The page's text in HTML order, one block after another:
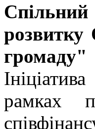
громаду"
рамках